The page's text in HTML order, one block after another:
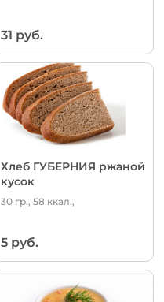
31 руб.
Хлеб ГУБЕРНИЯ ржаной
кусок
30 гр., 58 ккал.,
5 руб.